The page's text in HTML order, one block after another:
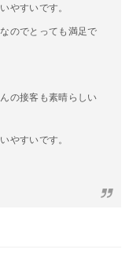
やすいです。
のでとっても満足で
の接客も素晴らしい
やすいです。